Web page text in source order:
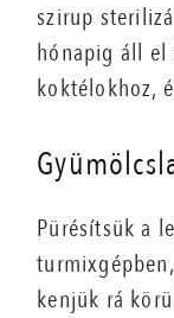
szirup
hónapig áll el
koktélokhoz,
Pürésítsük a
kenjük rá